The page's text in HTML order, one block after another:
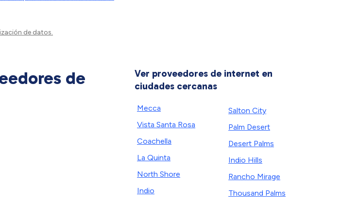
de datos.
de
Ver proveedores de internet en
ciudades cercanas
Mecca
Vista Santa Rosa
Coachella
La Quinta
North Shore
Indio
Salton City
Palm Desert
Desert Palms
Indio Hills
Rancho Mirage
Thousand Palms